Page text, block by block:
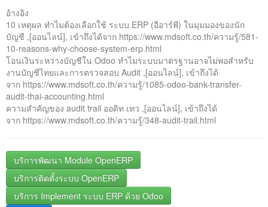
อ้างอิง
10 เหตุผล ทำไมต้องเลือกใช้ ระบบ ERP (อีอาร์พี) ในมุมมองของนัก
บัญชี ,[ออนไลน์], เข้าถึงได้จาก https://www.mdsoft.co.th/ความรู้/581-
10-reasons-why-choose-system-erp.html
โอนเงินระหว่างบัญชีใน Odoo ทำไมระบบมาตรฐานอาจไม่พอสำหรับ
งานบัญชีไทยและการตรวจสอบ Audit ,[ออนไลน์], เข้าถึงได้
จาก https://www.mdsoft.co.th/ความรู้/1085-odoo-bank-transfer-
audit-thai-accounting.html
ความสำคัญของ audit trail ออดิท เทว ,[ออนไลน์], เข้าถึงได้
จาก https://www.mdsoft.co.th/ความรู้/348-audit-trail.html
บริการพัฒนา Module OpenERP
บริการติดตั้งระบบ OpenERP
บริการ Implement ระบบ ERP ด้วย Odoo